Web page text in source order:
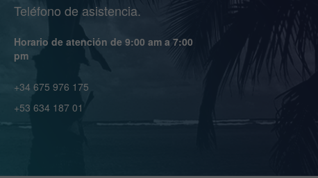
Teléfono de asistencia.
Horario de atención de 9:00 am a 7:00
pm
+34 675 976 175
+53 634 187 01